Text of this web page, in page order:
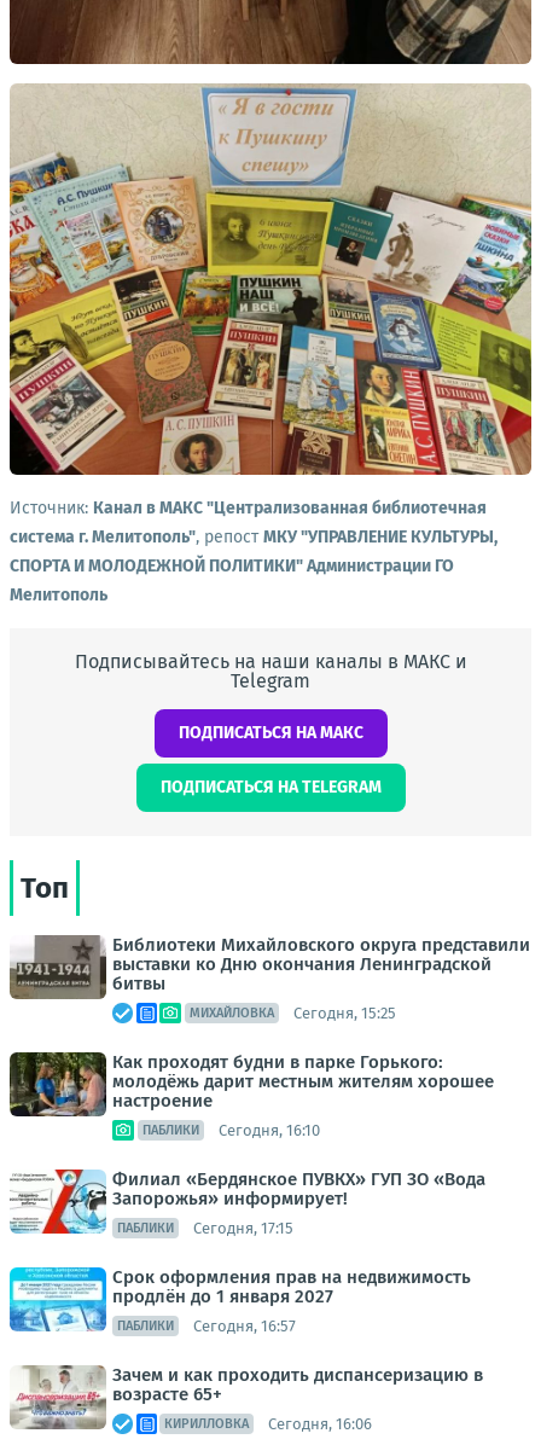
Источник: Канал в МАКС "Централизованная библиотечная
система г. Мелитополь", репостМКУ "УПРАВЛЕНИЕ КУЛЬТУРЫ,
СПОРТА И МОЛОДЕЖНОЙ ПОЛИТИКИ" Администрации ГО
Мелитополь
Подписывайтесь на наши каналы в МАКС и
Telegram
ПОДПИСАТЬСЯ НА МАКС
ПОДПИСАТЬСЯ НА TELEGRAM
Топ
Библиотеки Михайловского округа представили
выставки ко Дню окончания Ленинградской
битвы
МИХАЙЛОВКА Сегодня, 15:25
Как проходят будни в парке Горького:
молодёжь дарит местным жителям хорошее
настроение
ПАБЛИКИ Сегодня, 16:10
Филиал «Бердянское ПУВКХ» ГУП ЗО «Вода
Запорожья» информирует!
ПАБЛИКИ Сегодня, 17:15
Срок оформления прав на недвижимость
продлён до 1 января 2027
ПАБЛИКИ Сегодня, 16:57
Зачем и как проходить диспансеризацию в
возрасте 65+
КИРИЛЛОВКА Сегодня, 16:06